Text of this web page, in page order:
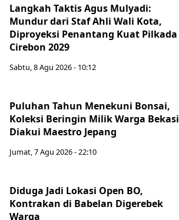
Langkah Taktis Agus Mulyadi:
Mundur dari Staf Ahli Wali Kota,
Diproyeksi Penantang Kuat Pilkada
Cirebon 2029
Sabtu, 8 Agu 2026 - 10:12
Puluhan Tahun Menekuni Bonsai,
Koleksi Beringin Milik Warga Bekasi
Diakui Maestro Jepang
Jumat, 7 Agu 2026 - 22:10
Diduga Jadi Lokasi Open BO,
Kontrakan di Babelan Digerebek
Warga